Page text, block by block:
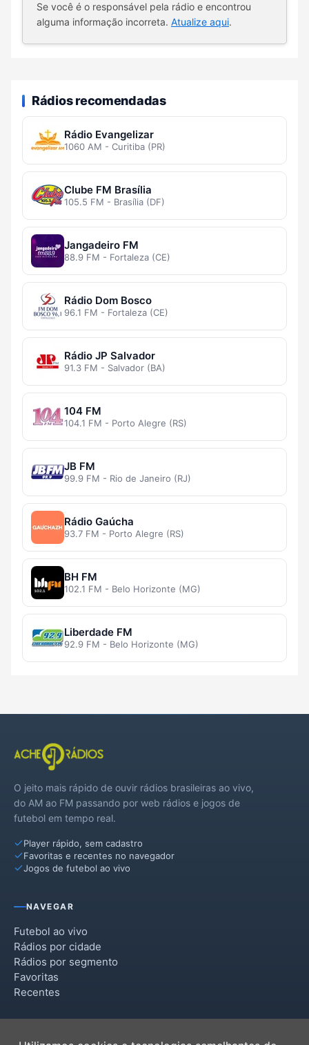
Se você é o responsável pela rádio e encontrou
alguma informação incorreta. Atualize aqui.
Rádios recomendadas
Rádio Evangelizar
1060 AM - Curitiba (PR)
Clube FM Brasília
105.5 FM - Brasília (DF)
Jangadeiro FM
88.9 FM - Fortaleza (CE)
Rádio Dom Bosco
96.1 FM - Fortaleza (CE)
Rádio JP Salvador
91.3 FM - Salvador (BA)
104 FM
104.1 FM - Porto Alegre (RS)
JB FM
99.9 FM - Rio de Janeiro (RJ)
Rádio Gaúcha
93.7 FM - Porto Alegre (RS)
BH FM
102.1 FM - Belo Horizonte (MG)
Liberdade FM
92.9 FM - Belo Horizonte (MG)
O jeito mais rápido de ouvir rádios brasileiras ao vivo,
do AM ao FM passando por web rádios e jogos de
futebol em tempo real.
Player rápido, sem cadastro
Favoritas e recentes no navegador
Jogos de futebol ao vivo
NAVEGAR
Futebol ao vivo
Rádios por cidade
Rádios por segmento
Favoritas
Recentes